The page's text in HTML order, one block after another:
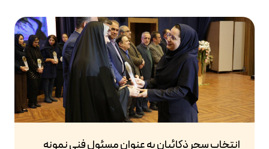
انتخاب سحر ذکائیان به عنوان مسئول فنی نمونه